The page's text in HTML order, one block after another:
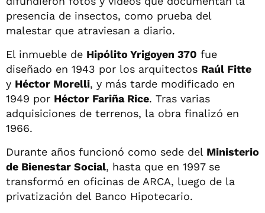
presencia de insectos, como prueba del
malestar que atraviesan a diario.
El inmueble de Hipólito Yrigoyen 370 fue
diseñado en 1943 por los arquitectos Raúl Fitte
y Héctor Morelli, y más tarde modificado en
1949 por Héctor Fariña Rice. Tras varias
adquisiciones de terrenos, la obra finalizó en
1966.
Durante años funcionó como sede del Ministerio
de Bienestar Social, hasta que en 1997 se
transformó en oficinas de ARCA, luego de la
privatización del Banco Hipotecario.